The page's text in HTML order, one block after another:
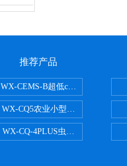
推荐产品
WX-CEMS-B超低cems烟气监测系
WX-CQ5农业小型气象站
WX-CQ-4PLUS虫情测报灯